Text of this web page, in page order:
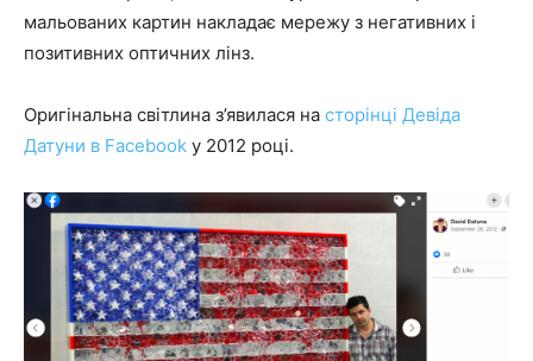
мальованих картин накладає мережу з негативних і
позитивних оптичних лінз.
Оригінальна світлина з’явилася на сторінці Девіда
Датуни в Facebook у 2012 році.